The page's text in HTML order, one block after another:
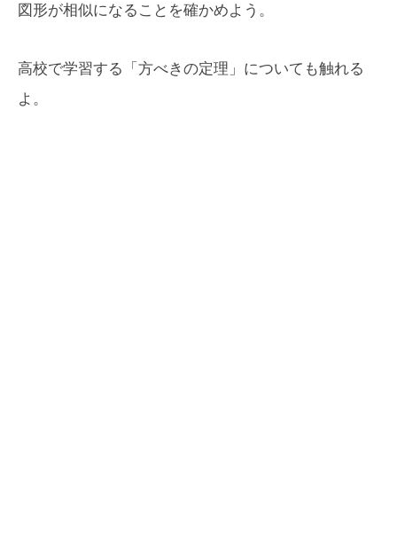
図形が相似になることを確かめよう。
高校で学習する「方べきの定理」についても触れる
よ。